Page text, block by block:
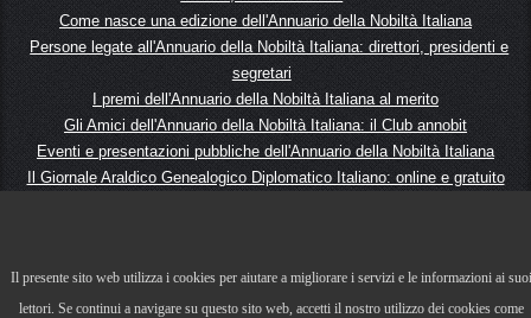
Il presente sito web utilizza i cookies per aiutare a migliorare i servizi e le informazioni ai suoi
lettori. Se continui a navigare su questo sito web, accetti il nostro utilizzo dei cookies come
Come nasce una edizione dell'Annuario della Nobiltà Italiana
Persone legate all'Annuario della Nobiltà Italiana: direttori, presidenti e
segretari
I premi dell'Annuario della Nobiltà Italiana al merito
Gli Amici dell'Annuario della Nobiltà Italiana: il Club annobit
Eventi e presentazioni pubbliche dell'Annuario della Nobiltà Italiana
Il Giornale Araldico Genealogico Diplomatico Italiano: online e gratuito